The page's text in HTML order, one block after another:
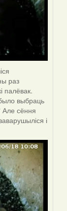
раз
палёвак.
выбраць
Але сёння
і